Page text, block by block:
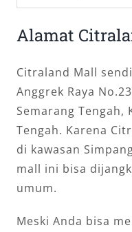
Alamat
Citraland Mall
Anggrek Raya
Semarang Tengah,
Tengah. Karena
di kawasan
mall ini bisa
umum.
Meski Anda bisa